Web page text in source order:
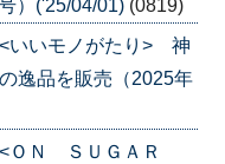
）('25/04/01) (0819)
いいモノがたり> 神
逸品を販売（2025年
ＯＮ ＳＵＧＡＲ